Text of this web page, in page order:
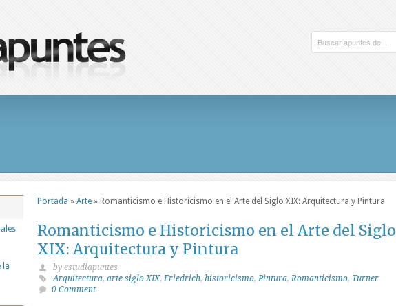
Portada » Arte » Romanticismo e Historicismo en el Arte del Siglo XIX: Arquitectura y Pintura
Romanticismo e Historicismo en el Arte del Siglo
XIX: Arquitectura y Pintura
by estudiapuntes
Arquitectura, arte siglo XIX,Friedrich, historicismo,Pìntura,Romanticismo, Turner
0 Comment
la